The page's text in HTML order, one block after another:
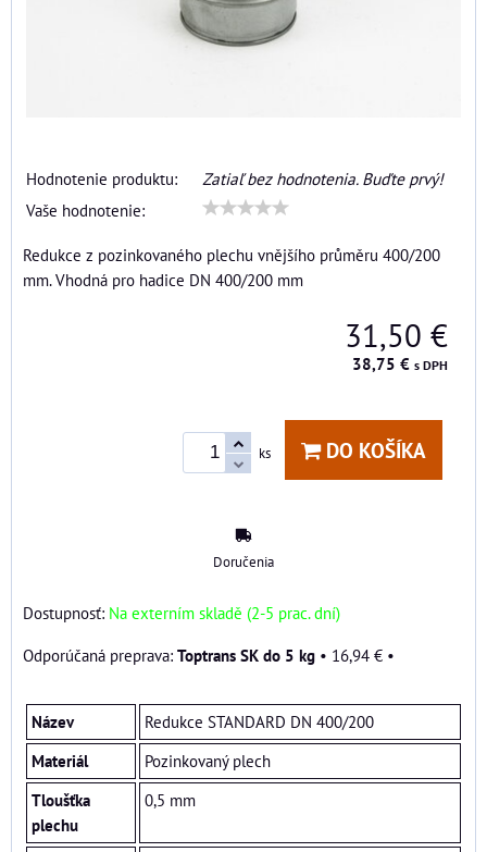
Hodnotenie produktu:
Zatiaľ bez hodnotenia. Buďte prvý!
Vaše hodnotenie:
Redukce z pozinkovaného plechu vnějšího průměru 400/200
mm. Vhodná pro hadice DN 400/200 mm
31,50 €
38,75 € s DPH
ks DO KOŠÍKA
Doručenia
Dostupnosť: Na externím skladě (2-5 prac. dní)
Toptrans SK do 5 kg • 16,94 € •
Název
Redukce STANDARD DN 400/200
Materiál
Pozinkovaný plech
Tloušťka
plechu
0,5 mm